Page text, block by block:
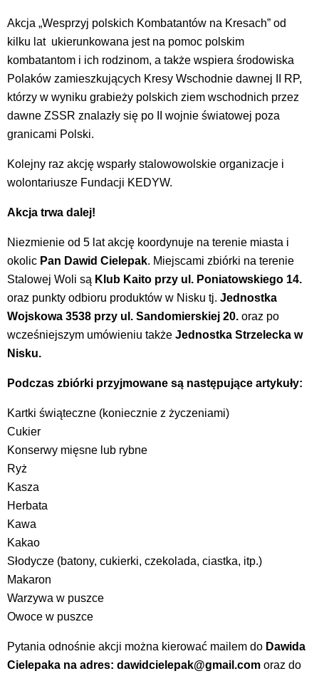
Akcja „Wesprzyj polskich Kombatantów na Kresach” od
kilku lat ukierunkowana jest na pomoc polskim
kombatantom i ich rodzinom, a także wspiera środowiska
Polaków zamieszkujących Kresy Wschodnie dawnej II RP,
którzy w wyniku grabieży polskich ziem wschodnich przez
dawne ZSSR znalazły się po II wojnie światowej poza
granicami Polski.
Kolejny raz akcję wsparły stalowowolskie organizacje i
wolontariusze Fundacji KEDYW.
Akcja trwa dalej!
Niezmienie od 5 lat akcję koordynuje na terenie miasta i
okolic Pan Dawid Cielepak. Miejscami zbiórki na terenie
Stalowej Woli są Klub Kaito przy ul. Poniatowskiego 14.
oraz punkty odbioru produktów w Nisku tj. Jednostka
Wojskowa 3538 przy ul. Sandomierskiej 20. oraz po
wcześniejszym umówieniu także Jednostka Strzelecka w
Nisku.
Podczas zbiórki przyjmowane są następujące artykuły:
Kartki świąteczne (koniecznie z życzeniami)
Cukier
Konserwy mięsne lub rybne
Ryż
Kasza
Herbata
Kawa
Kakao
Słodycze (batony, cukierki, czekolada, ciastka, itp.)
Makaron
Warzywa w puszce
Owoce w puszce
Pytania odnośnie akcji można kierować mailem do Dawida
Cielepaka na adres: dawidcielepak@gmail.com oraz do